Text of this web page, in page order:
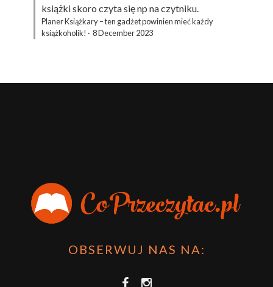
książki skoro czyta się np na czytniku.
Planer Książkary – ten gadżet powinien mieć każdy
książkoholik! · 8 December 2023
OBSERWUJ NAS NA: